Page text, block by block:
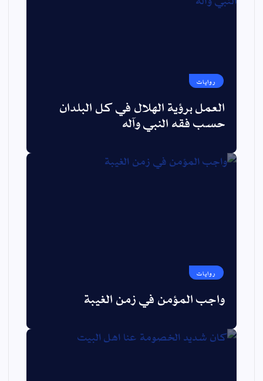
روايات
العمل برؤية الهلال في كل البلدان
حسب فقه النبي وآله
روايات
واجب المؤمن في زمن الغيبة